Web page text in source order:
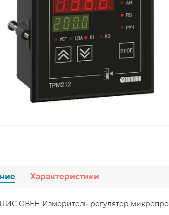
Характеристики
ОВЕН Измеритель-регулятор